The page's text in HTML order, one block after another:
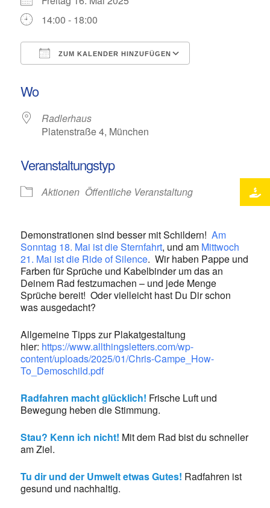
14:00 - 18:00
ZUM KALENDER HINZUFÜGEN
Wo
Radlerhaus
Platenstraße 4, München
Veranstaltungstyp
Aktionen Öffentliche Veranstaltung
Demonstrationen sind besser mit Schildern! Am
Sonntag 18. Mai ist die Sternfahrt, und am Mittwoch
21. Mai ist die Ride of Silence. Wir haben Pappe und
Farben für Sprüche und Kabelbinder um das an
Deinem Rad festzumachen – und jede Menge
Sprüche bereit! Oder vielleicht hast Du Dir schon
was ausgedacht?
Allgemeine Tipps zur Plakatgestaltung
hier: https://www.allthingsletters.com/wp-
content/uploads/2025/01/Chris-Campe_How-
To_Demoschild.pdf
Radfahren macht glücklich! Frische Luft und
Bewegung heben die Stimmung.
Stau? Kenn ich nicht! Mit dem Rad bist du schneller
am Ziel.
Tu dir und der Umwelt etwas Gutes! Radfahren ist
gesund und nachhaltig.